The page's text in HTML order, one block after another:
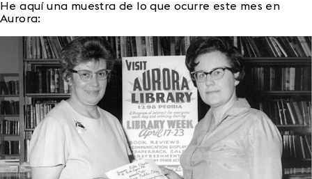
He aquí una muestra de lo que ocurre este mes en
Aurora: